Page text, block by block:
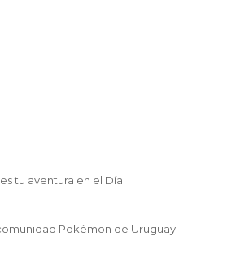
tu aventura en el Día
Pokémon de Uruguay.